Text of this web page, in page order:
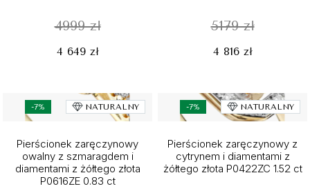
4999 zł
4 649 zł
5179 zł
4 816 zł
-7% NATURALNY
Pierścionek zaręczynowy
owalny z szmaragdem i
diamentami z żółtego złota
P0616ZE 0.83 ct
-7% NATURALNY
Pierścionek zaręczynowy z
cytrynem i diamentami z
żółtego złota P0422ZC 1.52 ct